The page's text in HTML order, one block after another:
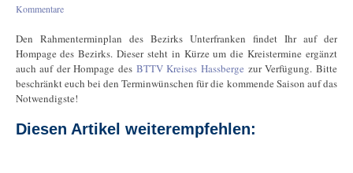
Kommentare
Den Rahmenterminplan des Bezirks Unterfranken findet Ihr auf der
Hompage des Bezirks. Dieser steht in Kürze um die Kreistermine ergänzt
auch auf der Hompage des BTTV Kreises Hassberge zur Verfügung. Bitte
beschränkt euch bei den Terminwünschen für die kommende Saison auf das
Notwendigste!
Diesen Artikel weiterempfehlen: